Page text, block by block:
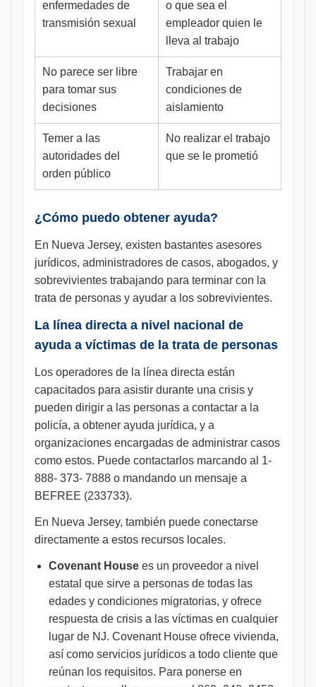
enfermedades de
transmisión sexual
o que sea el
empleador quien le
lleva al trabajo
No parece ser libre
para tomar sus
decisiones
Trabajar en
condiciones de
aislamiento
Temer a las
autoridades del
orden público
No realizar el trabajo
que se le prometió
¿Cómo puedo obtener ayuda?
En Nueva Jersey, existen bastantes asesores
jurídicos, administradores de casos, abogados, y
sobrevivientes trabajando para terminar con la
trata de personas y ayudar a los sobrevivientes.
La línea directa a nivel nacional de
ayuda a víctimas de la trata de personas
Los operadores de la línea directa están
capacitados para asistir durante una crisis y
pueden dirigir a las personas a contactar a la
policía, a obtener ayuda jurídica, y a
organizaciones encargadas de administrar casos
como estos. Puede contactarlos marcando al 1-
888- 373- 7888 o mandando un mensaje a
BEFREE (233733).
En Nueva Jersey, también puede conectarse
directamente a estos recursos locales.
Covenant House es un proveedor a nivel
estatal que sirve a personas de todas las
edades y condiciones migratorias, y ofrece
respuesta de crisis a las víctimas en cualquier
lugar de NJ. Covenant House ofrece vivienda,
así como servicios jurídicos a todo cliente que
reúnan los requisitos. Para ponerse en